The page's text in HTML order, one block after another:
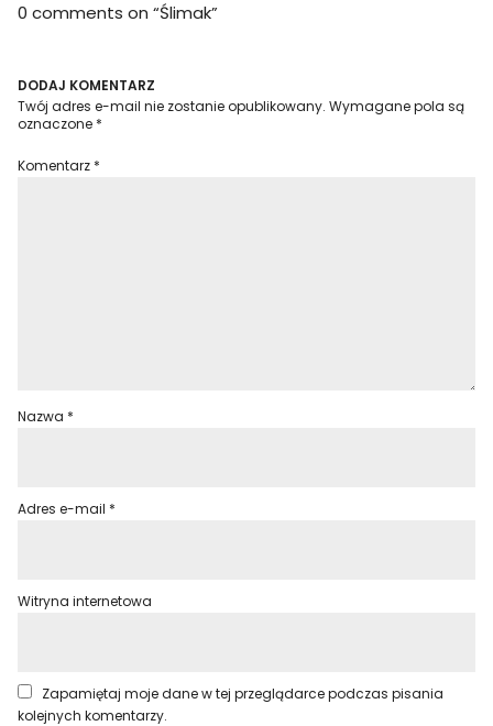
0 comments on “Ślimak”
DODAJ KOMENTARZ
Twój adres e-mail nie zostanie opublikowany. Wymagane pola są
oznaczone *
Komentarz *
Nazwa *
Adres e-mail *
Witryna internetowa
Zapamiętaj moje dane w tej przeglądarce podczas pisania
kolejnych komentarzy.